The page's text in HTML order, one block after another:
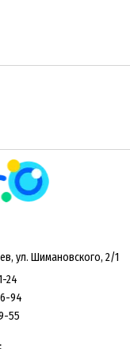
ул. Шимановского, 2/1
24
94
55